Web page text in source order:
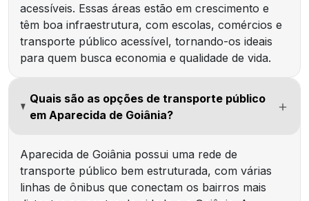
acessíveis. Essas áreas estão em crescimento e
têm boa infraestrutura, com escolas, comércios e
transporte público acessível, tornando-os ideais
para quem busca economia e qualidade de vida.
Quais são as opções de transporte público
em Aparecida de Goiânia?
Aparecida de Goiânia possui uma rede de
transporte público bem estruturada, com várias
linhas de ônibus que conectam os bairros mais